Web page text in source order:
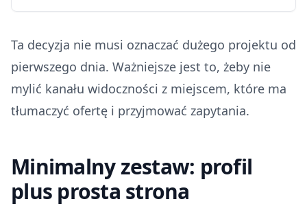
Ta decyzja nie musi oznaczać dużego projektu od
pierwszego dnia. Ważniejsze jest to, żeby nie
mylić kanału widoczności z miejscem, które ma
tłumaczyć ofertę i przyjmować zapytania.
Minimalny zestaw: profil
plus prosta strona